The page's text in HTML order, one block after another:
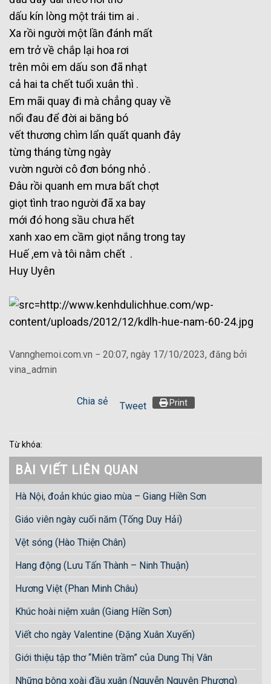
dấu kín lòng một trái tim ai .
Xa rồi người một lần đánh mất
em trở về chắp lại hoa rơi
trên môi em dấu son đã nhạt
cả hai ta chết tuổi xuân thì .
Em mãi quay đi mà chẳng quay về
nổi đau để đời ai băng bó
vết thương chìm lẩn quất quanh đây
từng tháng từng ngày
vườn người cô đơn bóng nhỏ .
Đâu rồi quanh em mưa bất chợt
giọt tình trao người đã xa bay
mới đó hong sầu chưa hết
xanh xao em cầm giọt nắng trong tay
Huế ,em và tôi nằm chết .
Huy Uyên
Vannghemoi.com.vn − 20:07, ngày 17/10/2023, đăng bởi
vina_admin
Chia sẻ Tweet Print
Từ khóa:
BÀI VIẾT LIÊN QUAN
Hà Nội, đoản khúc giao mùa – Giang Hiền Sơn
Giáo viên ngày cuối năm (Tống Duy Hải)
Vệt sóng (Hào Thiện Chân)
Hang động (Lưu Tấn Thành – Ninh Thuận)
Hương Việt (Phan Minh Châu)
Khúc hoài niệm xuân (Giang Hiền Sơn)
Viết cho ngày Valentine (Đặng Xuân Xuyến)
Giới thiệu tập thơ “Miên trầm” của Dung Thị Vân
Những bông xoài đầu xuân (Nguyễn Nguyên Phượng)